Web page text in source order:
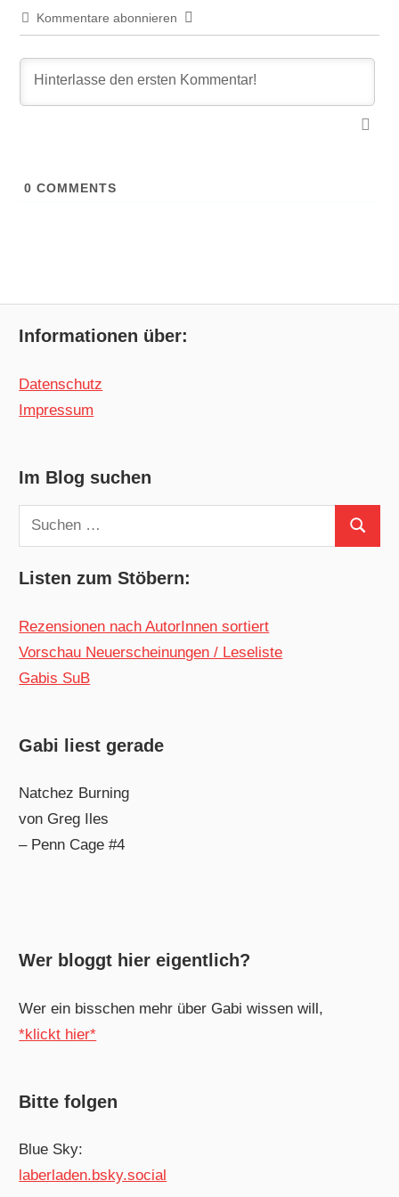
Kommentare abonnieren
0 COMMENTS
Informationen über:
Datenschutz
Impressum
Im Blog suchen
Suchen
nach:
Suchen
Listen zum Stöbern:
Rezensionen nach AutorInnen sortiert
Vorschau Neuerscheinungen / Leseliste
Gabis SuB
Gabi liest gerade
Natchez Burning
von Greg Iles
– Penn Cage #4
Wer bloggt hier eigentlich?
Wer ein bisschen mehr über Gabi wissen will,
*klickt hier*
Bitte folgen
Blue Sky:
laberladen.bsky.social